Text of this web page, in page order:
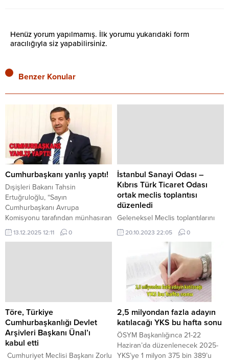
Henüz yorum yapılmamış. İlk yorumu yukarıdaki form
aracılığıyla siz yapabilirsiniz.
Benzer Konular
Cumhurbaşkanı yanlış yaptı!
Dışişleri Bakanı Tahsin
Ertuğruloğlu, “Sayın
Cumhurbaşkanı Avrupa
Komisyonu tarafından münhasıran
Kıbrıs konusuyla ilgilenmek üzere
atanan ‘Kıbrıs Özel Temsilcisi’ ile
edilerek sözde “Kıbrıs Özel
Temsilcisi” olarak
görevlendirildiğini belirtti....
13.12.2025 12:11 0
İstanbul Sanayi Odası –
Kıbrıs Türk Ticaret Odası
ortak meclis toplantısı
düzenledi
Geleneksel Meclis toplantılarını
yapmak üzere KKTC’ye gelen ve
çeşitli ziyaretlerde bulunan
İstanbul Sanayi Odası (İSO)
Başkanı ve beraberindeki heyet,
Kıbrıs Türk Ticaret Odası ile
birlikte ortak meclis toplantısı
düzenledi. Kıbrıs Türk Ticaret
Odası Başkanı Turgay Deniz
yaptığı konuşmasında
‘Türkiyemiz, Varoluş
Mücadelesinde olduğu gibi
ekonomik gelişme
mücadelemizde de başlıca
20.10.2023 22:05 0
Töre, Türkiye
Cumhurbaşkanlığı Devlet
Arşivleri Başkanı Ünal’ı
kabul etti
Cumhuriyet Meclisi Başkanı Zorlu
2,5 milyondan fazla adayın
katılacağı YKS bu hafta sonu
ÖSYM Başkanlığınca 21-22
Haziran’da düzenlenecek 2025-
YKS’ye 1 milyon 375 bin 389’u